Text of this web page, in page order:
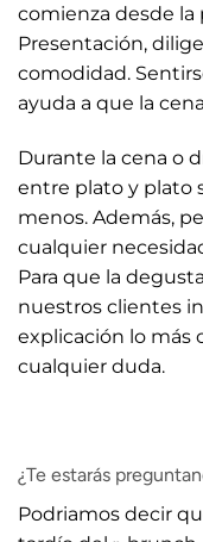
comienza desde
Presentación,
comodidad.
ayuda a que la
Durante la cena o
entre plato y plato
menos. Además,
cualquier
Para que la
nuestros clientes
explicación lo más
cualquier duda.
¿Te estarás
Podriamos decir